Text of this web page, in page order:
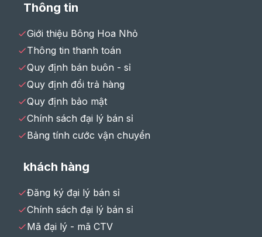
Thông tin
Giới thiệu Bông Hoa Nhỏ
Thông tin thanh toán
Quy định bán buôn - sỉ
Quy định đổi trả hàng
Quy định bảo mật
Chính sách đại lý bán sỉ
Bảng tính cước vận chuyển
khách hàng
Đăng ký đại lý bán sỉ
Chính sách đại lý bán sỉ
Mã đại lý - mã CTV